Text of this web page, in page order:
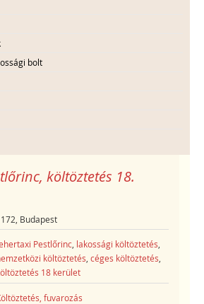
bolt
költöztetés 18.
Budapest
Pestlőrinc, lakossági költöztetés,
költöztetés,céges költöztetés,
18 kerület
fuvarozás